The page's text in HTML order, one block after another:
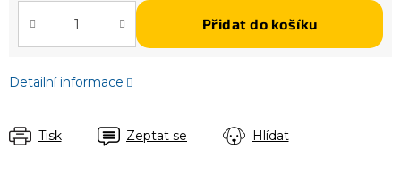
Přidat do košíku
Detailní informace
Tisk Zeptat se Hlídat